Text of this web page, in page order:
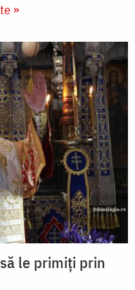
»
le primiți prin